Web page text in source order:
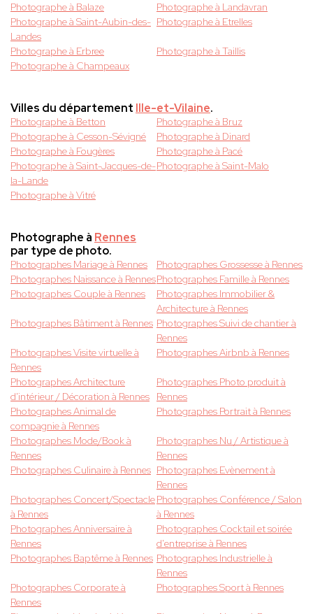
Photographe à Balaze
Photographe à Landavran
Photographe à Saint-Aubin-des-
Landes
Photographe à Etrelles
Photographe à Erbree
Photographe à Taillis
Photographe à Champeaux
Villes du département Ille-et-Vilaine.
Photographe à Betton
Photographe à Bruz
Photographe à Cesson-Sévigné
Photographe à Dinard
Photographe à Fougères
Photographe à Pacé
Photographe à Saint-Jacques-de-
la-Lande
Photographe à Saint-Malo
Photographe à Vitré
Photographe à Rennes
par type de photo.
Photographes Mariage à Rennes
Photographes Grossesse à Rennes
Photographes Naissance à RennesPhotographes Famille à Rennes
Photographes Couple à Rennes
Photographes Immobilier &
Architecture à Rennes
Photographes Bâtiment à Rennes Photographes Suivi de chantier à
Rennes
Photographes Visite virtuelle à
Rennes
Photographes Airbnb à Rennes
Photographes Architecture
d'intérieur / Décoration à Rennes
Photographes Photo produit à
Rennes
Photographes Animal de
compagnie à Rennes
Photographes Portrait à Rennes
Photographes Mode/Book à
Rennes
Photographes Nu / Artistique à
Rennes
Photographes Culinaire à Rennes Photographes Evènement à
Rennes
Photographes Concert/Spectacle
à Rennes
Photographes Conférence / Salon
à Rennes
Photographes Anniversaire à
Rennes
Photographes Cocktail et soirée
d'entreprise à Rennes
Photographes Baptême à Rennes Photographes Industrielle à
Rennes
Photographes Corporate à
Rennes
Photographes Sport à Rennes